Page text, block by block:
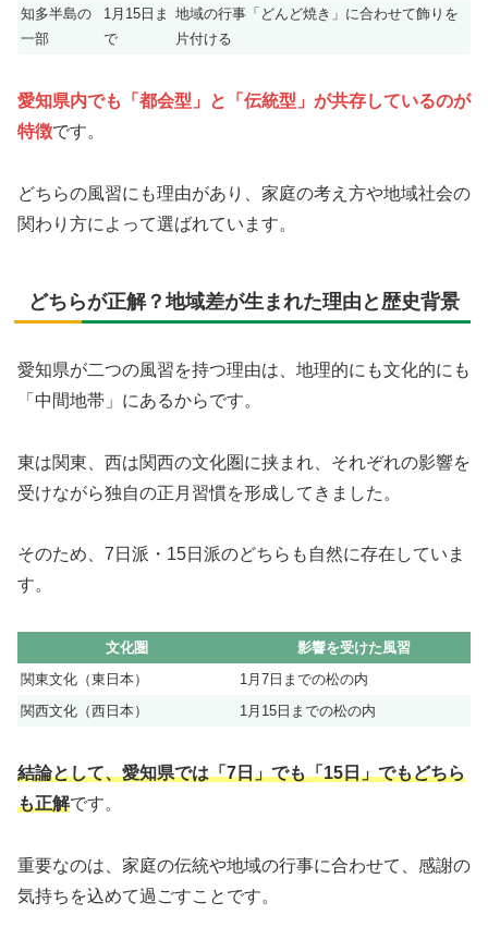
知多半島の
一部
1月15日ま
で
地域の行事「どんど焼き」に合わせて飾りを
片付ける
愛知県内でも「都会型」と「伝統型」が共存しているのが
特徴です。
どちらの風習にも理由があり、家庭の考え方や地域社会の
関わり方によって選ばれています。
どちらが正解？地域差が生まれた理由と歴史背景
愛知県が二つの風習を持つ理由は、地理的にも文化的にも
「中間地帯」にあるからです。
東は関東、⻄は関西の文化圏に挟まれ、それぞれの影響を
受けながら独自の正月習慣を形成してきました。
そのため、7日派・15日派のどちらも自然に存在していま
す。
文化圏
影響を受けた風習
関東文化（東日本）
1月7日までの松の内
関西文化（西日本）
1月15日までの松の内
結論として、愛知県では「7日」でも「15日」でもどちら
も正解です。
重要なのは、家庭の伝統や地域の行事に合わせて、感謝の
気持ちを込めて過ごすことです。